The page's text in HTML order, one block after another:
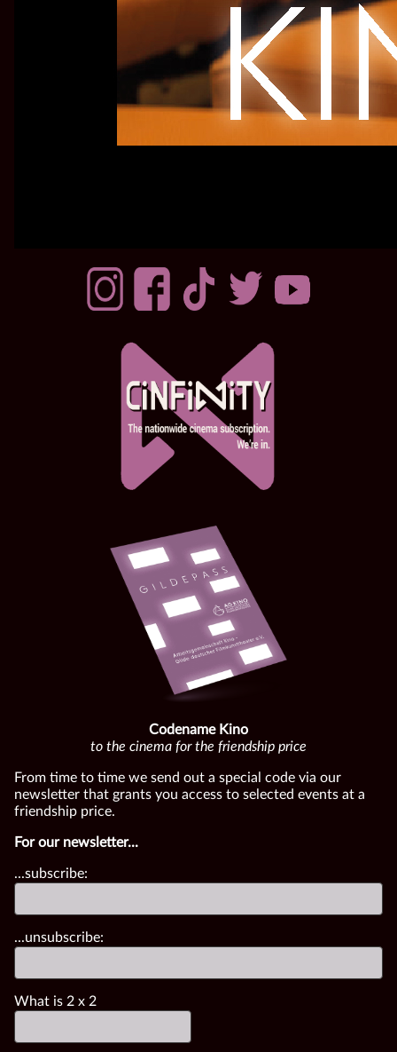
Codename Kino
to the cinema for the friendship price
From time to time we send out a special code via our
newsletter that grants you access to selected events at a
friendship price.
For our newsletter...
...subscribe:
...unsubscribe:
What is 2 x 2